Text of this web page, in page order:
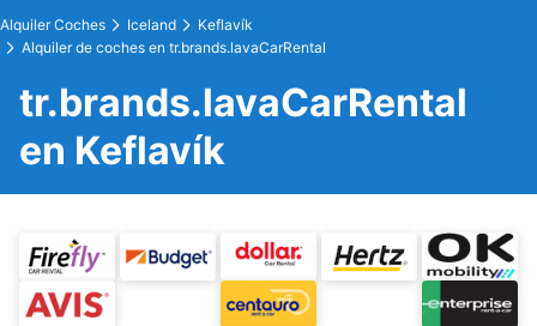
Alquiler Coches Iceland
Keflavík
Alquiler de coches en tr.brands.lavaCarRental
tr.brands.lavaCarRental
en Keflavík